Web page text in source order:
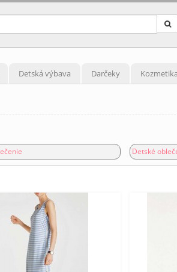
Detská výbava Darčeky Kozmetika
Detské